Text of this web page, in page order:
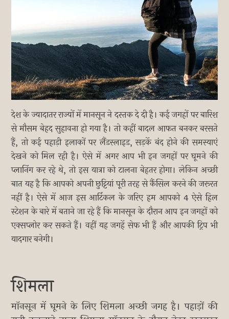
देश के ज्यादातर राज्यों में मानसून ने दस्तक दे दी है। कई जगहों पर बारिश
से मौसम बेहद सुहावना हो गया है। तो कहीं बादल आफत बनकर बरसते
हैं, तो कई पहाड़ी इलाकों पर लैंडस्लाइड, सड़कें बंद होने की समस्याएं
देखने को मिल रही है। ऐसे में अगर आप भी इन जगहों पर घूमने की
प्लानिंग कर रहे थे, तो इस यात्रा को टालना बेहतर होगा। लेकिन अच्छी
बात यह है कि आपको अपनी छुट्टियां पूरी तरह से कैंसिल करने की जरूरत
नहीं है। ऐसे में आज इस आर्टिकल के जरिए हम आपको 4 ऐसे हिल
स्टेशन के बारे में बताने जा रहे हैं कि मानसून के दौरान आप इन जगहों को
एक्सप्लोर कर सकते हैं। वहीं यह जगहें सेफ भी हैं और आपकी ट्रिप भी
यादगार बनेगी।
शिमला
मॉनसून में घूमने के लिए शिमला अच्छी जगह है। पहाड़ों की